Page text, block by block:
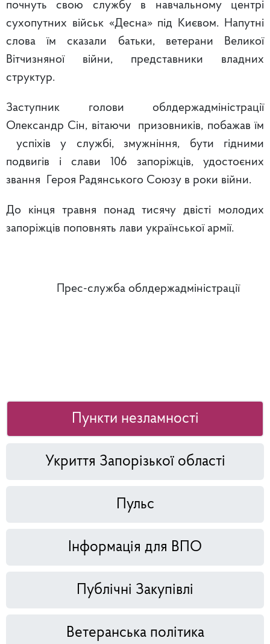
почнуть свою службу в навчальному центрі
сухопутних військ «Десна» під Києвом. Напутні
слова їм сказали батьки, ветерани Великої
Вітчизняної війни, представники владних
структур.
Заступник голови облдержадміністрації
Олександр Сін, вітаючи призовників, побажав їм
успіхів у службі, змужніння, бути гідними
подвигів і слави 106 запоріжців, удостоєних
звання Героя Радянського Союзу в роки війни.
До кінця травня понад тисячу двісті молодих
запоріжців поповнять лави української армії.
Прес-служба облдержадміністрації
Пункти незламності
Укриття Запорізької області
Пульс
Інформація для ВПО
Публічні Закупівлі
Ветеранська політика